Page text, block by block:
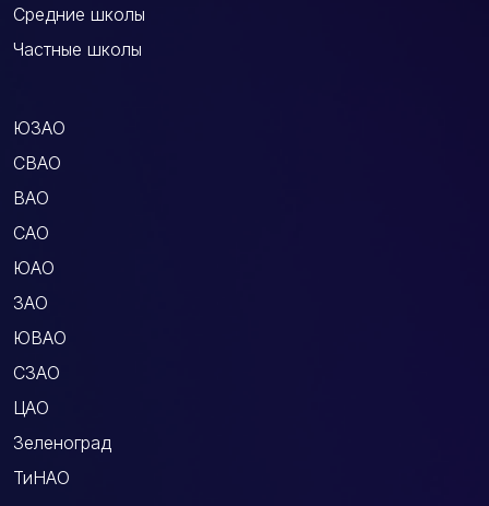
Средние школы
Частные школы
ЮЗАО
СВАО
ВАО
САО
ЮАО
ЗАО
ЮВАО
СЗАО
ЦАО
Зеленоград
ТиНАО